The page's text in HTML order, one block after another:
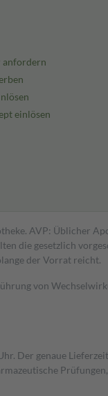
anfordern
einlösen
AVP: Üblicher
die gesetzlich
der Vorrat reicht.
von
Der genaue